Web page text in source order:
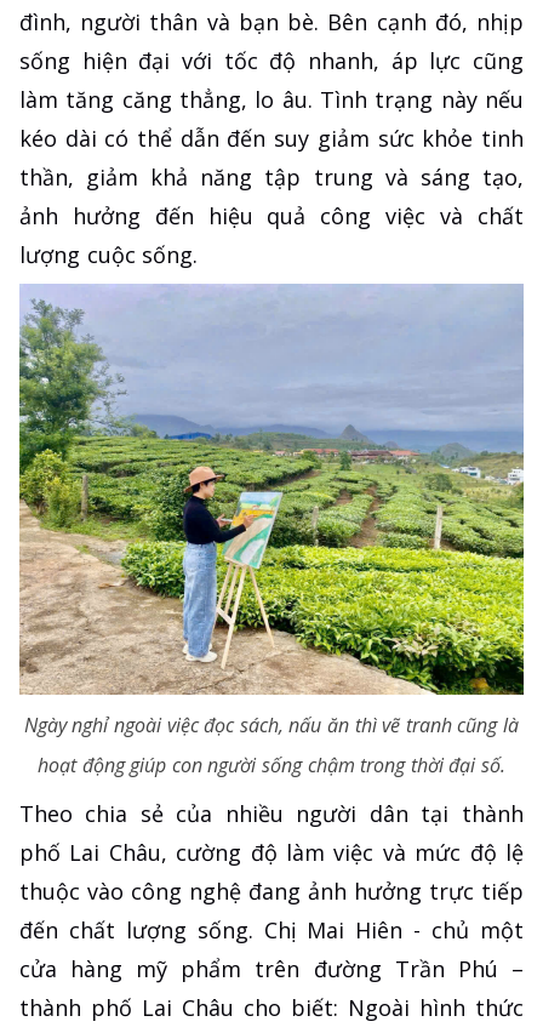
đình, người thân và bạn bè. Bên cạnh đó, nhịp
sống hiện đại với tốc độ nhanh, áp lực cũng
làm tăng căng thẳng, lo âu. Tình trạng này nếu
kéo dài có thể dẫn đến suy giảm sức khỏe tinh
thần, giảm khả năng tập trung và sáng tạo,
ảnh hưởng đến hiệu quả công việc và chất
lượng cuộc sống.
Ngày nghỉ ngoài việc đọc sách, nấu ăn thì vẽ tranh cũng là
hoạt động giúp con người sống chậm trong thời đại số.
Theo chia sẻ của nhiều người dân tại thành
phố Lai Châu, cường độ làm việc và mức độ lệ
thuộc vào công nghệ đang ảnh hưởng trực tiếp
đến chất lượng sống. Chị Mai Hiên - chủ một
cửa hàng mỹ phẩm trên đường Trần Phú –
thành phố Lai Châu cho biết: Ngoài hình thức